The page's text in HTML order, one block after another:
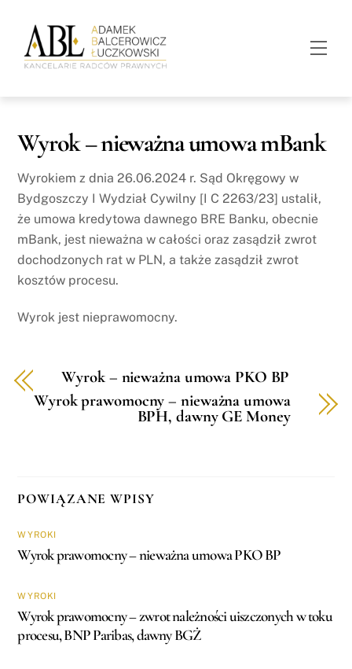
content
Wyrok – nieważna umowa mBank
Wyrokiem z dnia 26.06.2024 r. Sąd Okręgowy w
Bydgoszczy I Wydział Cywilny [I C 2263/23] ustalił,
że umowa kredytowa dawnego BRE Banku, obecnie
mBank, jest nieważna w całości oraz zasądził zwrot
dochodzonych rat w PLN, a także zasądził zwrot
kosztów procesu.
Wyrok jest nieprawomocny.
Wyrok – nieważna umowa PKO BP
Wyrok prawomocny – nieważna umowa
BPH, dawny GE Money
POWIĄZANE WPISY
WYROKI
Wyrok prawomocny – nieważna umowa PKO BP
WYROKI
Wyrok prawomocny – zwrot należności uiszczonych w toku
procesu, BNP Paribas, dawny BGŻ